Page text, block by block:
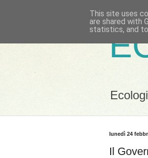
lunedì 24
Il
This site uses
are shared with
statistics, and